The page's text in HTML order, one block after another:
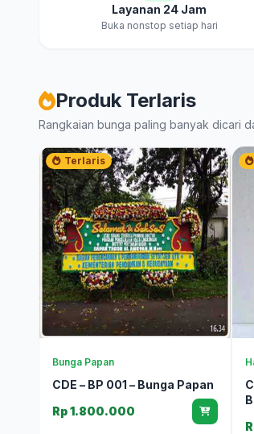
Layanan 24 Jam
Buka nonstop setiap hari
Produk Terlaris
Rangkaian bunga paling banyak dicari
Terlaris
Bunga Papan
CDE – BP 001 – Bunga Papan
Rp 1.800.000